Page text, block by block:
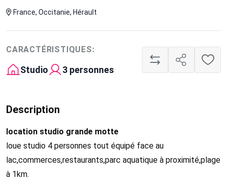
France, Occitanie, Hérault
CARACTÉRISTIQUES:
Studio 3 personnes
Description
location studio grande motte
loue studio 4 personnes tout équipé face au
lac,commerces,restaurants,parc aquatique à proximité,plage
à 1km.